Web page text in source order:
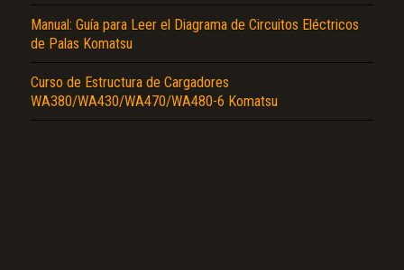
Manual: Guía para Leer el Diagrama de Circuitos Eléctricos
de Palas Komatsu
Curso de Estructura de Cargadores
WA380/WA430/WA470/WA480-6 Komatsu
No carga o no se visualiza el contenido.
Reportar otro tipo de error...